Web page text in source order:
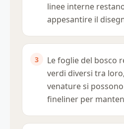
linee interne
appesantire il
Le foglie del bosco
verdi diversi tra
venature si
fineliner per